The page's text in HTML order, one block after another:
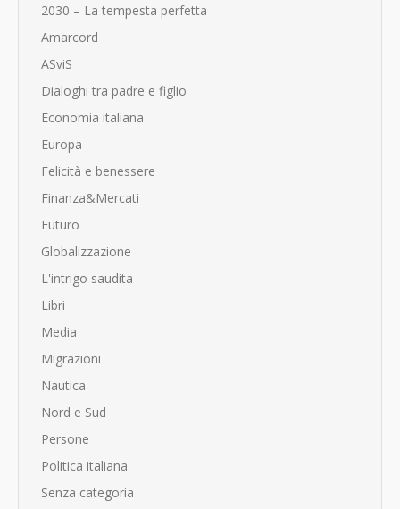
2030 – La tempesta perfetta
Amarcord
ASviS
Dialoghi tra padre e figlio
Economia italiana
Europa
Felicità e benessere
Finanza&Mercati
Futuro
Globalizzazione
L'intrigo saudita
Libri
Media
Migrazioni
Nautica
Nord e Sud
Persone
Politica italiana
Senza categoria